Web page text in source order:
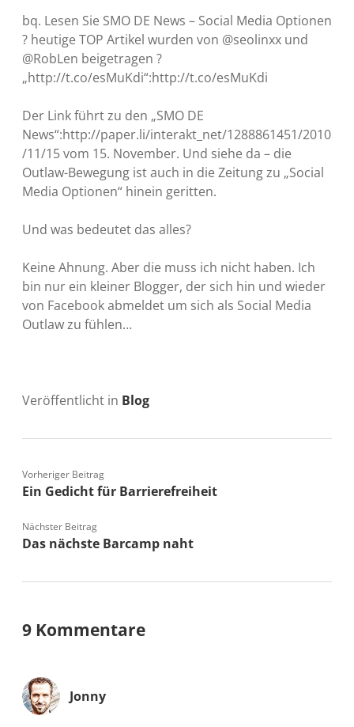
bq. Lesen Sie SMO DE News – Social Media Optionen
? heutige TOP Artikel wurden von @seolinxx und
@RobLen beigetragen ?
„http://t.co/esMuKdi“:http://t.co/esMuKdi
Der Link führt zu den „SMO DE
News“:http://paper.li/interakt_net/1288861451/2010
/11/15 vom 15. November. Und siehe da – die
Outlaw-Bewegung ist auch in die Zeitung zu „Social
Media Optionen“ hinein geritten.
Und was bedeutet das alles?
Keine Ahnung. Aber die muss ich nicht haben. Ich
bin nur ein kleiner Blogger, der sich hin und wieder
von Facebook abmeldet um sich als Social Media
Outlaw zu fühlen…
Veröffentlicht in Blog
Vorheriger Beitrag
Ein Gedicht für Barrierefreiheit
Nächster Beitrag
Das nächste Barcamp naht
9 Kommentare
Jonny